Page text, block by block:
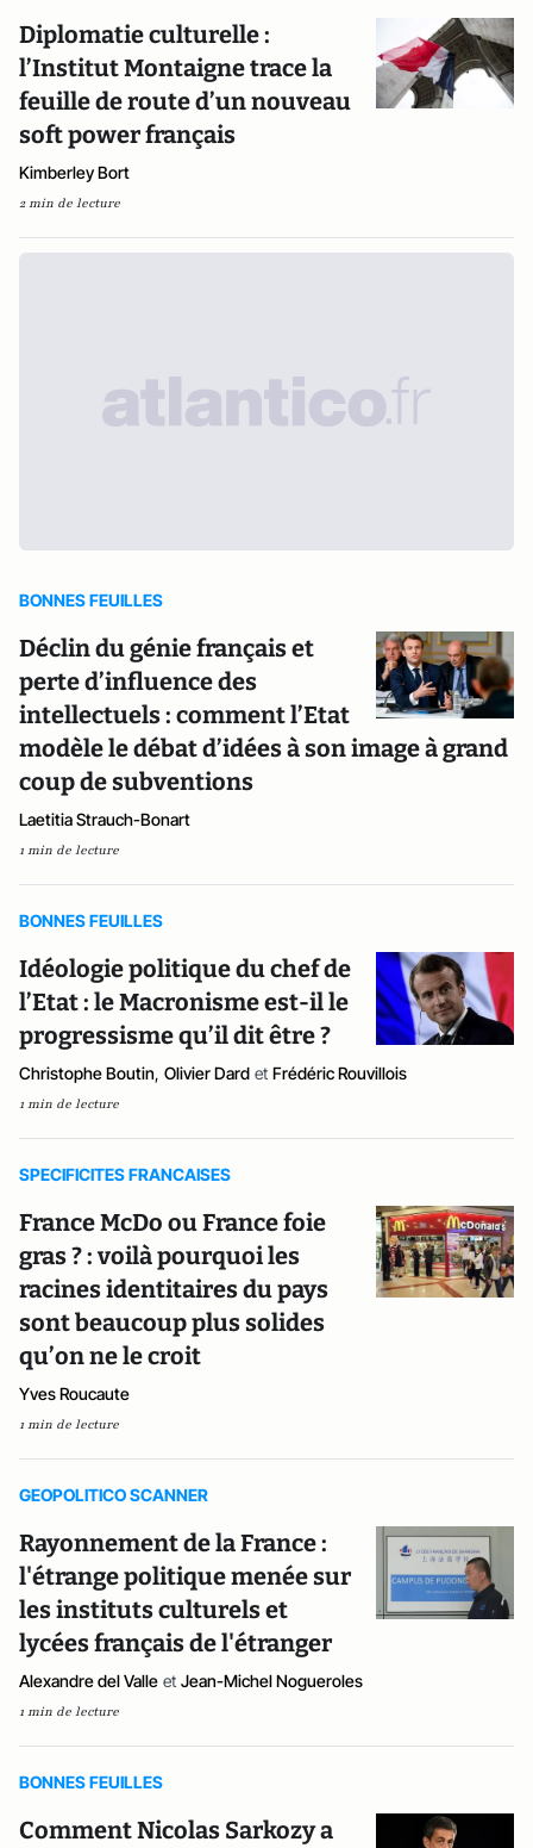
Diplomatie culturelle :
l’Institut Montaigne trace la
feuille de route d’un nouveau
soft power français
Kimberley Bort
2 min de lecture
BONNES FEUILLES
Déclin du génie français et
perte d’influence des
intellectuels : comment l’Etat
modèle le débat d’idées à son image à grand
coup de subventions
Laetitia Strauch-Bonart
1 min de lecture
BONNES FEUILLES
Idéologie politique du chef de
l’Etat : le Macronisme est-il le
progressisme qu’il dit être ?
Christophe Boutin, Olivier Dard et Frédéric Rouvillois
1 min de lecture
SPECIFICITES FRANCAISES
France McDo ou France foie
gras ? : voilà pourquoi les
racines identitaires du pays
sont beaucoup plus solides
qu’on ne le croit
Yves Roucaute
1 min de lecture
GEOPOLITICO SCANNER
Rayonnement de la France :
l'étrange politique menée sur
les instituts culturels et
lycées français de l'étranger
Alexandre del Valle et Jean-Michel Nogueroles
1 min de lecture
BONNES FEUILLES
Comment Nicolas Sarkozy a